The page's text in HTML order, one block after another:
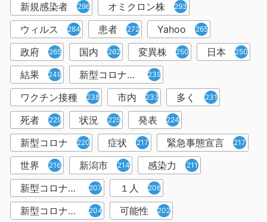
新規感染者 296 オミクロン株 293
ウィルス 284 患者 272 Yahoo 265
政府 265 国内 262 変異株 250 日本 250
結果 249 新型コロナウイルスワクチン 239
ワクチン接種 238 市内 233 多く 231
死者 229 状況 225 発表 224
新型コロナ 220 症状 217 緊急事態宣言 217
世界 216 新潟市 214 感染力 211
新型コロナウイルス感染者 207 １人 206
新型コロナウイルス対策 204 可能性 202